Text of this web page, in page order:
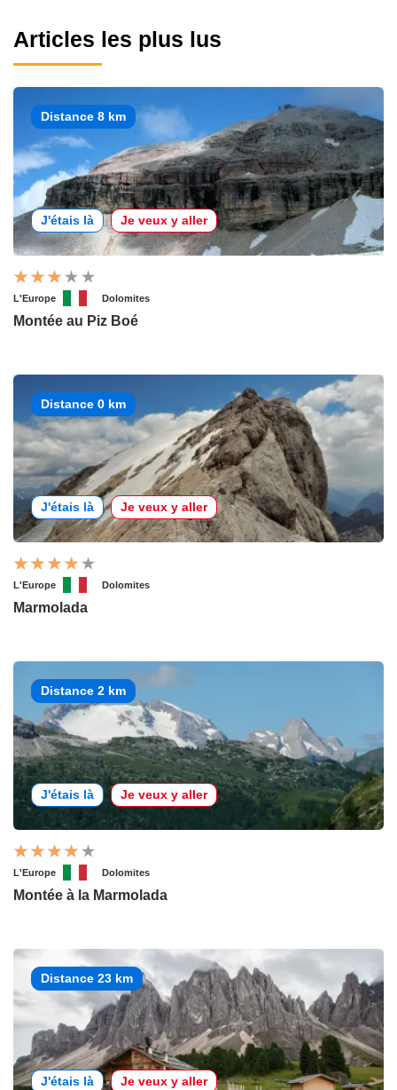
Articles les plus lus
Distance 8 km
J'étais là Je veux y aller
L'Europe Dolomites
Montée au Piz Boé
Distance 0 km
J'étais là Je veux y aller
L'Europe Dolomites
Marmolada
Distance 2 km
J'étais là Je veux y aller
L'Europe Dolomites
Montée à la Marmolada
Distance 23 km
J'étais là Je veux y aller